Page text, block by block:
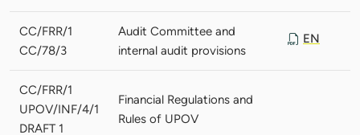
CC/FRR/1
CC/78/3
Audit Committee and
internal audit provisions
EN
CC/FRR/1
UPOV/INF/4/1
DRAFT 1
Financial Regulations and
Rules of UPOV